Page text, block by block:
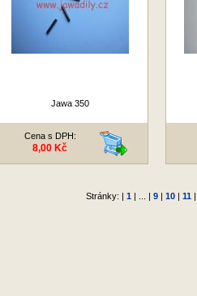
Jawa 350
Cena s DPH:
8,00 Kč
Stránky: | 1| ... | 9| 10| 11